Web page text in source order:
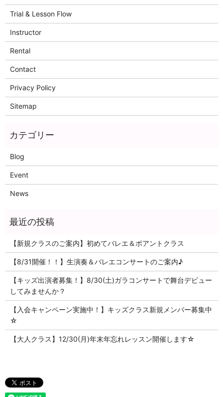
Trial & Lesson Flow
Instructor
Rental
Contact
Privacy Policy
Sitemap
Blog
Event
News
【新規クラスのご案内】初めてバレエ＆ポアントクラス
【8/31開催！！】生演奏＆バレエコンサートのご案内♪
【キッズ出演者募集！】8/30(土)ガラコンサートで舞台デビュー
してみませんか？
【入会キャンペーン実施中！】キッズクラス新規メンバー募集中
☆
【大人クラス】12/30(月)年末年忘れレッスン開催します☆